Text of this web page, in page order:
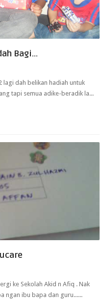
Bagi...
lagi dah belikan hadiah untuk
tapi semua adike-beradik la...
ke Sekolah Akid n Afiq . Nak
ngan ibu bapa dan guru......